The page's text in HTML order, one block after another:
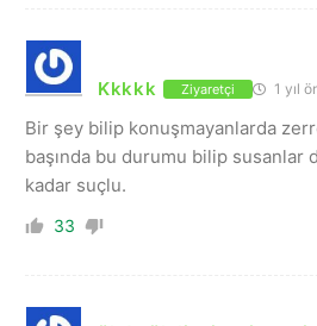
Kkkkk Ziyaretçi 1 yıl
Bir şey bilip konuşmayanlarda
başında bu durumu bilip susanlar
kadar suçlu.
33